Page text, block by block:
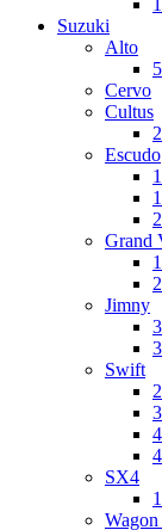
Suzuki
Alto
Cervo
Cultus
Escudo
Grand
Jimny
Swift
SX4